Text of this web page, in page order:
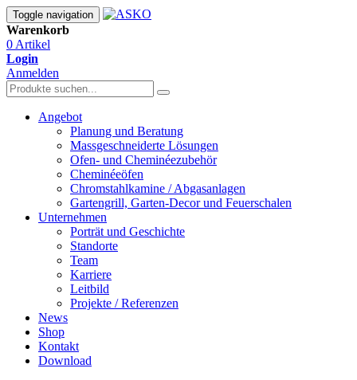
Toggle navigation
Warenkorb
0 Artikel
Login
Anmelden
Angebot
Planung und Beratung
Massgeschneiderte Lösungen
Ofen- und Cheminéezubehör
Cheminéeöfen
Chromstahlkamine / Abgasanlagen
Gartengrill, Garten-Decor und Feuerschalen
Unternehmen
Porträt und Geschichte
Standorte
Team
Karriere
Leitbild
Projekte / Referenzen
News
Shop
Kontakt
Download